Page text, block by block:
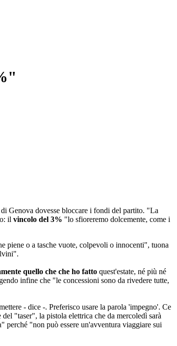
Genova dovesse bloccare i fondi del partito. "La
il vincolo del 3% "lo sfioreremo dolcemente, come i
piene o a tasche vuote, colpevoli o innocenti", tuona
quello che che ho fatto quest'estate, né più né
infine che "le concessioni sono da rivedere tutte,
- dice -. Preferisco usare la parola 'impegno'. Ce
"taser", la pistola elettrica che da mercoledì sarà
perché "non può essere un'avventura viaggiare sui